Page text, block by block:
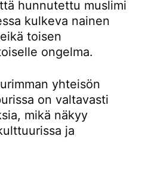
hunnutettu muslimi
kulkeva nainen
toisen
ongelma.
yhteisön
on valtavasti
mikä näkyy
ja